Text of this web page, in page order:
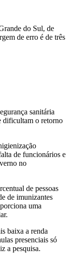
do Sul, de
de erro é de três
sanitária
dificultam o retorno
de funcionários e
no
de pessoas
de imunizantes
uma
baixa a renda
presenciais só
a pesquisa.